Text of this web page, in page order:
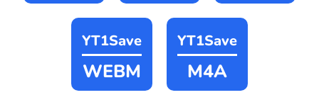
YT1Save
WEBM
YT1Save
M4A